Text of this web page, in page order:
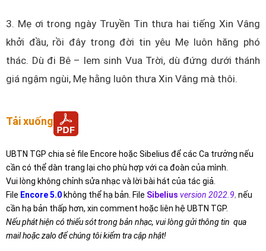
3. Mẹ ơi trong ngày Truyền Tin thưa hai tiếng Xin Vâng
khởi đầu, rồi đây trong đời tin yêu Mẹ luôn hăng phó
thác. Dù đi Bê – lem sinh Vua Trời, dù đứng dưới thánh
giá ngậm ngùi, Mẹ hằng luôn thưa Xin Vâng mà thôi.
Tải xuống
UBTN TGP chia sẻ file Encore hoặc Sibelius để các Ca trưởng nếu
cần có thể dàn trang lại cho phù hợp với ca đoàn của mình.
Vui lòng không chỉnh sửa nhạc và lời bài hát của tác giả.
File Encore 5.0không thể hạ bản. File Sibelius version 2022.9, nếu
cần hạ bản thấp hơn, xin comment hoặc liên hệ UBTN TGP.
Nếu phát hiện có thiếu sót trong bản nhạc, vui lòng gửi thông tin qua
mail hoặc zalo để chúng tôi kiểm tra cập nhật!